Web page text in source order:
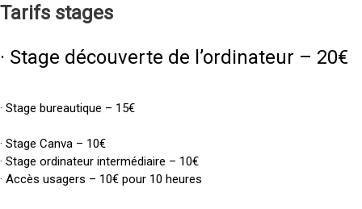
Tarifs stages
· Stage découverte de l’ordinateur – 20€
· Stage bureautique – 15€
· Stage Canva – 10€
· Stage ordinateur intermédiaire – 10€
· Accès usagers – 10€ pour 10 heures